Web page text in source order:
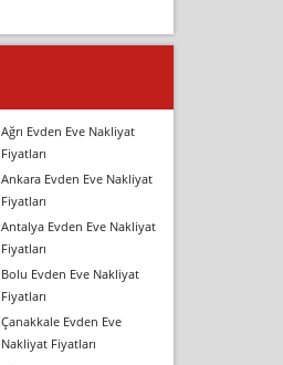
Ağrı Evden Eve Nakliyat
Fiyatları
Ankara Evden Eve Nakliyat
Fiyatları
Antalya Evden Eve Nakliyat
Fiyatları
Bolu Evden Eve Nakliyat
Fiyatları
Çanakkale Evden Eve
Nakliyat Fiyatları